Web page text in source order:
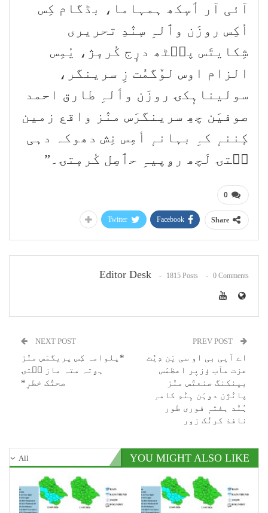
آئی آر ٲسٕکھ ہمہاما، بڈگام کِس
أکِس روزَن وٲلہِ سٕنٛدِ تحریری
شِکایتَس پٮ۪ٹھ درٕج کٔرمٕژ، یٔمِس
الزام اوس لوٚگمُت زِ سرینگر،
سولیناہٕکۍ روزَن وٲلہِ طارق احمد
صوفیَن چھِ سرینگرَس منٛز واقع زمین
کٕننہٕ کہِ بہانہٕ أمِس نِش دھوکہ دہی
سۭتۍ لَچھ رۄپیہِ حٲصِل کٔرمٕتۍ۔”
0
Share
Facebook
Twitter
Editor Desk 1815 Posts 0 Comments
اے آیی بی او سی یَن دِیُت
عزت مآب ؤزیٖر اعظمَس
بینکنگ صنعتَس منٛز
پانٛژن دۄہَن ہٕنٛدِ کامہِ
ہُنٛد ہفتہٕ فوری طور
نافذ کرنُک زور
NEXT POST
*پلوامہ کِس پریگمَس منٛز
ہۄتہ متہ ماز سۭتۍ
صحتُک خطرٕ*
All YOU MIGHT ALSO LIKE